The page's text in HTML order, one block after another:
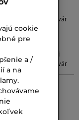
Krém Na Tvár
Upokojujúci
Krém Na Tvár
cookie
pre
a /
a na